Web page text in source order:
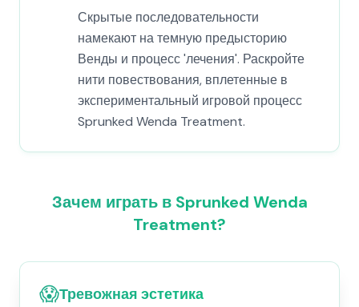
Скрытые последовательности
намекают на темную предысторию
Венды и процесс 'лечения'. Раскройте
нити повествования, вплетенные в
экспериментальный игровой процесс
Sprunked Wenda Treatment.
Зачем играть в Sprunked Wenda
Treatment?
😱Тревожная эстетика